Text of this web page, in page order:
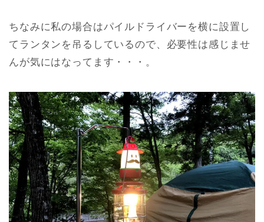
ちなみに私の場合はパイルドライバーを横に設置し
てランタンを吊るしているので、必要性は感じませ
んが気にはなってます・・・。